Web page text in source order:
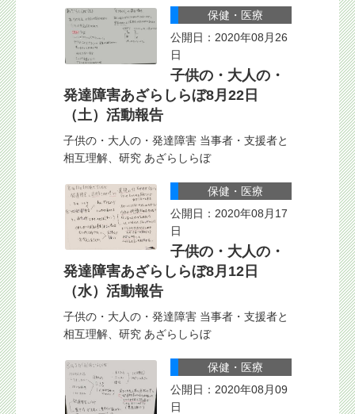
保健・医療
公開日：2020年08月26
日
子供の・大人の・
発達障害あざらしらぼ8月22日
（土）活動報告
子供の・大人の・発達障害 当事者・支援者と
相互理解、研究 あざらしらぼ
保健・医療
公開日：2020年08月17
日
子供の・大人の・
発達障害あざらしらぼ8月12日
（水）活動報告
子供の・大人の・発達障害 当事者・支援者と
相互理解、研究 あざらしらぼ
保健・医療
公開日：2020年08月09
日